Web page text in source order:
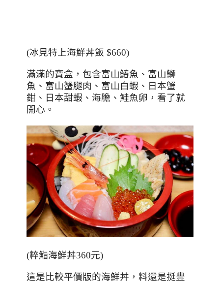
(冰見特上海鮮丼飯 $660)
滿滿的寶盒，包含富山鰆魚、富山鰤
魚、富山蟹腿肉、富山白蝦、日本蟹
鉗、日本甜蝦、海膽、鮭魚卵，看了就
開心。
(粹鮨海鮮丼360元)
這是比較平價版的海鮮丼，料還是挺豐